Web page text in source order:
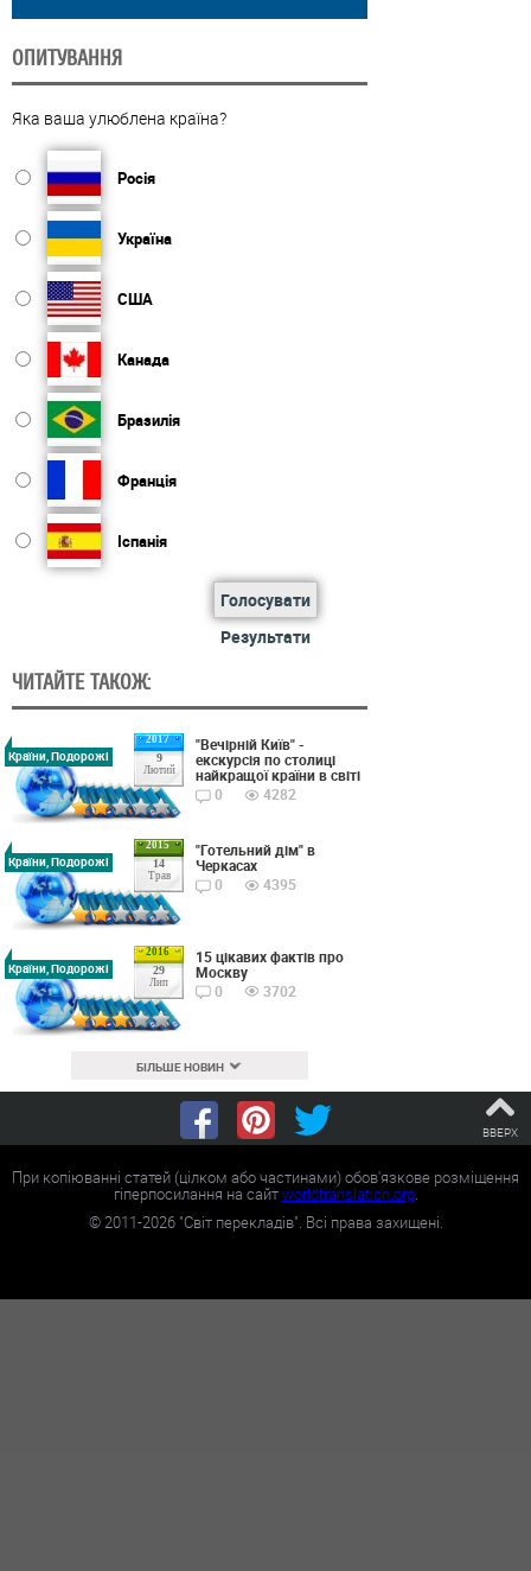
ОПИТУВАННЯ
Яка ваша улюблена країна?
Росія
Україна
США
Канада
Бразилія
Франція
Іспанія
Голосувати
Результати
ЧИТАЙТЕ ТАКОЖ:
2017
9
Лютий
Країни, Подорожі
"Вечірній Київ" -
екскурсія по столиці
найкращої країни в світі
0
4282
2015
14
Трав
Країни, Подорожі
"Готельний дім" в
Черкасах
0
4395
2016
29
Лип
Країни, Подорожі
15 цікавих фактів про
Москву
0
3702
БІЛЬШЕ НОВИН
ВВЕРХ
При копіюванні статей (цілком або частинами) обов'язкове розміщення
гіперпосилання на сайтworldtranslation.org.
©2011-2026"Світ перекладів". Всі права захищені.